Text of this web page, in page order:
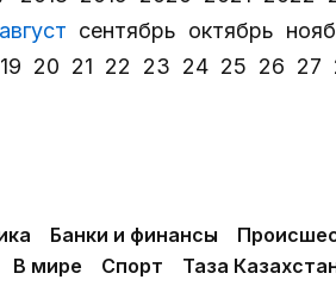
август сентябрь октябрь
19 20 21 22 23 24 25 26 27
Банки и финансы
В мире
Спорт Таза